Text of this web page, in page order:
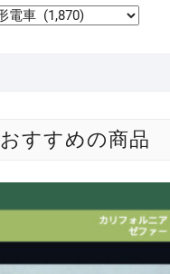
おすすめの商品